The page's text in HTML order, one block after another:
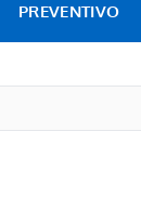
PREVENTIVO